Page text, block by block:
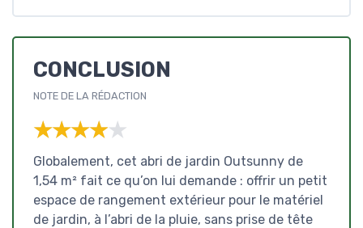
CONCLUSION
NOTE DE LA RÉDACTION
★★★★★
★★★★★
Globalement, cet abri de jardin Outsunny de
1,54 m² fait ce qu’on lui demande : offrir un petit
espace de rangement extérieur pour le matériel
de jardin, à l’abri de la pluie, sans prise de tête